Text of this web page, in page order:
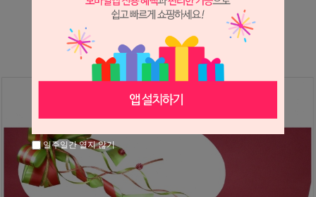
※ 필독해주세요 ※
는 시세 변동에 따라 가격이 달라질 수 있으니
문의 후 주문 바랍니다.
일주일간 열지 않기